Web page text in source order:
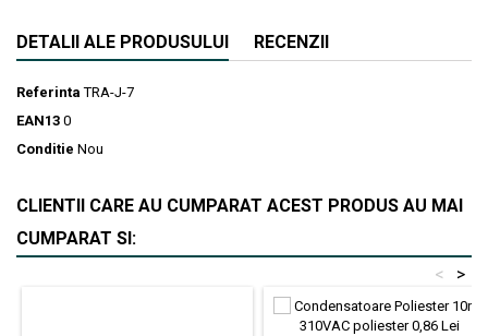
DETALII ALE PRODUSULUI RECENZII
Referinta TRA-J-7
EAN13 0
Conditie Nou
CLIENTII CARE AU CUMPARAT ACEST PRODUS AU MAI
CUMPARAT SI:
>
<